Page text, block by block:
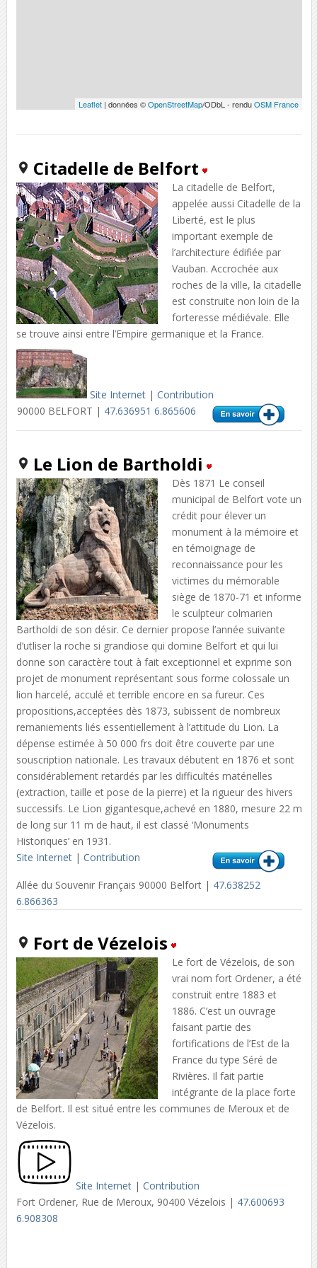
Leaflet | données ©OpenStreetMap/ODbL - renduOSM France
Citadelle de Belfort
La citadelle de Belfort,
appelée aussi Citadelle de la
Liberté, est le plus
important exemple de
l’architecture édifiée par
Vauban. Accrochée aux
roches de la ville, la citadelle
est construite non loin de la
forteresse médiévale. Elle
se trouve ainsi entre l’Empire germanique et la France.
Site Internet| Contribution
90000 BELFORT | 47.636951 6.865606
Le Lion de Bartholdi
Dès 1871 Le conseil
municipal de Belfort vote un
crédit pour élever un
monument à la mémoire et
en témoignage de
reconnaissance pour les
victimes du mémorable
siège de 1870-71 et informe
le sculpteur colmarien
Bartholdi de son désir. Ce dernier propose l’année suivante
d’utliser la roche si grandiose qui domine Belfort et qui lui
donne son caractère tout à fait exceptionnel et exprime son
projet de monument représentant sous forme colossale un
lion harcelé, acculé et terrible encore en sa fureur. Ces
propositions,acceptées dès 1873, subissent de nombreux
remaniements liés essentiellement à l’attitude du Lion. La
dépense estimée à 50 000 frs doit être couverte par une
souscription nationale. Les travaux débutent en 1876 et sont
considérablement retardés par les difficultés matérielles
(extraction, taille et pose de la pierre) et la rigueur des hivers
successifs. Le Lion gigantesque,achevé en 1880, mesure 22 m
de long sur 11 m de haut, il est classé ‘Monuments
Historiques’ en 1931.
Site Internet| Contribution
Allée du Souvenir Français 90000 Belfort | 47.638252
6.866363
Fort de Vézelois
Le fort de Vézelois, de son
vrai nom fort Ordener, a été
construit entre 1883 et
1886. C’est un ouvrage
faisant partie des
fortifications de l’Est de la
France du type Séré de
Rivières. Il fait partie
intégrante de la place forte
de Belfort. Il est situé entre les communes de Meroux et de
Vézelois.
Site Internet| Contribution
Fort Ordener, Rue de Meroux, 90400 Vézelois | 47.600693
6.908308